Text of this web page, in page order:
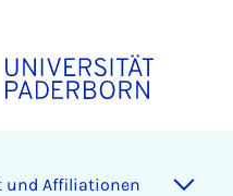
und Affiliationen